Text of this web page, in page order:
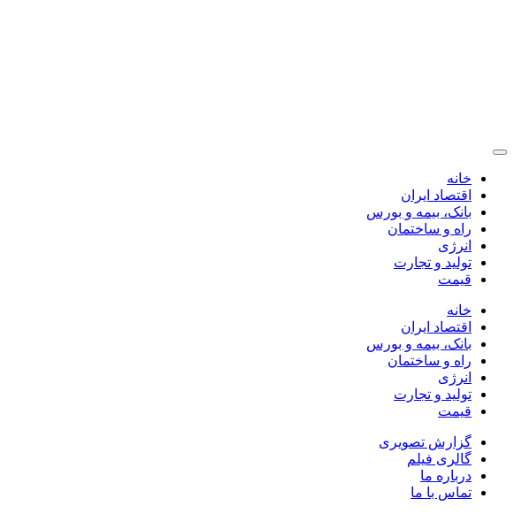
خانه
اقتصاد ایران
بانک، بیمه و بورس
راه و ساختمان
انرژی
تولید و تجارت
قیمت
خانه
اقتصاد ایران
بانک، بیمه و بورس
راه و ساختمان
انرژی
تولید و تجارت
قیمت
گزارش تصویری
گالری فیلم
درباره ما
تماس با ما